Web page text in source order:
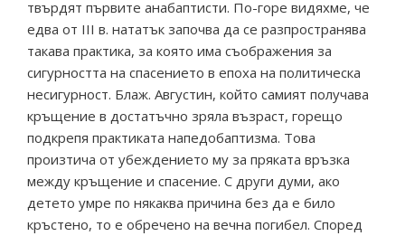
твърдят първите анабаптисти. По-горе видяхме, че
едва от ІІІ в. нататък започва да се разпространява
такава практика, за която има съображения за
сигурността на спасението в епоха на политическа
несигурност. Блаж. Августин, който самият получава
кръщение в достатъчно зряла възраст, горещо
подкрепя практиката напедобаптизма. Това
произтича от убеждението му за пряката връзка
между кръщение и спасение. С други думи, ако
детето умре по някаква причина без да е било
кръстено, то е обречено на вечна погибел. Според